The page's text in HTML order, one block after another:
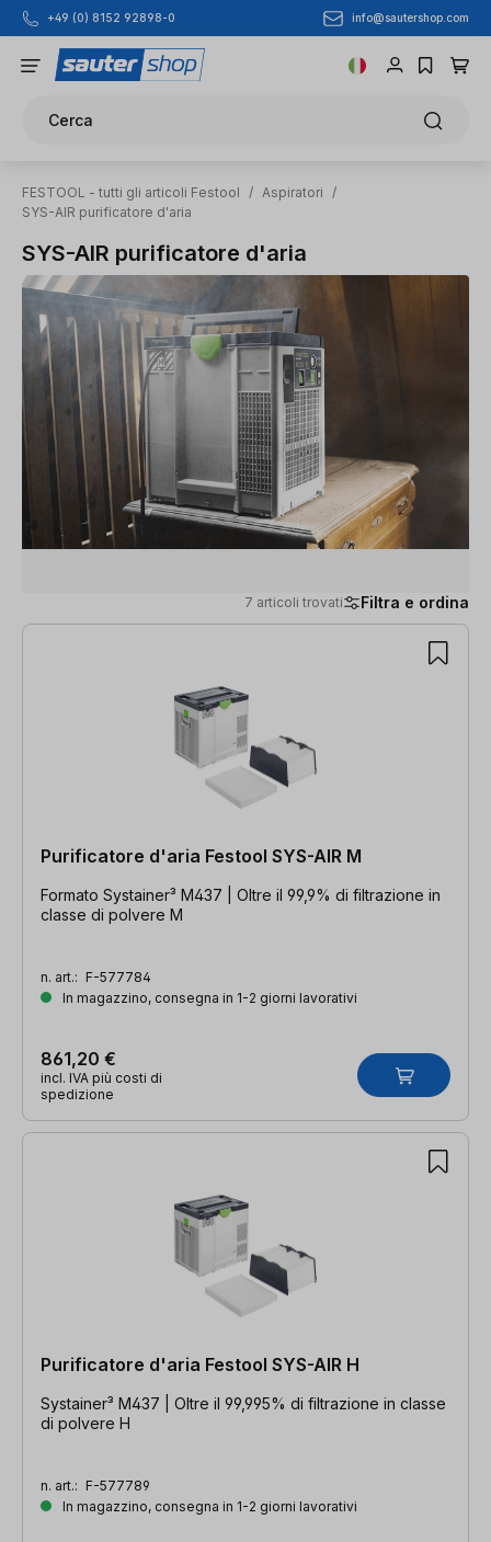
Passa al contenuto principale
+49 (0) 8152 92898-0 info@sautershop.com
Cerca
FESTOOL - tutti gli articoli Festool / Aspiratori
/
SYS-AIR purificatore d'aria
SYS-AIR purificatore d'aria
7 articoli trovati Filtra e ordina
7 articoli trovati
Purificatore d'aria Festool SYS-AIR M
Formato Systainer³ M437 | Oltre il 99,9% di filtrazione in
classe di polvere M
n. art.: F-577784
In magazzino, consegna in 1-2 giorni lavorativi
861,20 €
incl. IVA più costi di
spedizione
Purificatore d'aria Festool SYS-AIR H
Systainer³ M437 | Oltre il 99,995% di filtrazione in classe
di polvere H
n. art.: F-577789
In magazzino, consegna in 1-2 giorni lavorativi